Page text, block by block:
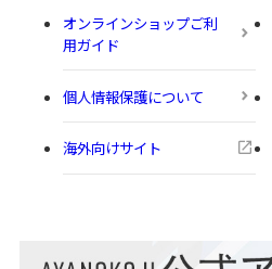
オンラインショップご利
用ガイド
個人情報保護について
海外向けサイト